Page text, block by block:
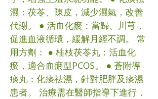
濕：茯苓、陳皮，減少濕氣，改善
代謝。 ● 活血化瘀：當歸、川芎，
促進血液循環，緩解月經不調。 常
用方劑： ● 桂枝茯苓丸：活血化
瘀，適合血瘀型PCOS。 ● 蒼附導
痰丸：化痰祛濕，針對肥胖及痰濕
患者。 治療需在醫師指導下進行，